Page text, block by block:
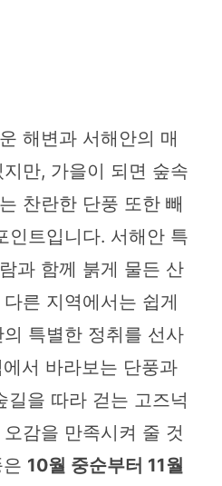
해변과 서해안의 매
만, 가을이 되면 숲속
찬란한 단풍 또한 빼
인트입니다. 서해안 특
과 함께 붉게 물든 산
른 지역에서는 쉽게
특별한 정취를 선사
서 바라보는 단풍과
길을 따라 걷는 고즈넉
감을 만족시켜 줄 것
10월 중순부터 11월